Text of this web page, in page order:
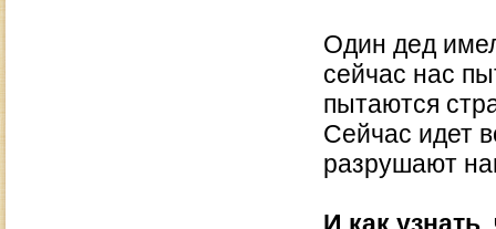
Один дед
сейчас нас
пытаются
Сейчас идет
разрушают